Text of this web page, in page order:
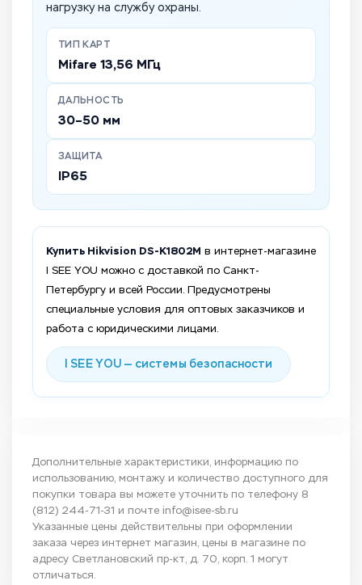
нагрузку на службу охраны.
ТИП КАРТ
Mifare 13,56 МГц
ДАЛЬНОСТЬ
30–50 мм
ЗАЩИТА
IP65
Купить Hikvision DS-K1802M в интернет-магазине
I SEE YOU можно с доставкой по Санкт-
Петербургу и всей России. Предусмотрены
специальные условия для оптовых заказчиков и
работа с юридическими лицами.
I SEE YOU — системы безопасности
Дополнительные характеристики, информацию по
использованию, монтажу и количество доступного для
покупки товара вы можете уточнить по телефону 8
(812) 244-71-31 и почте info@isee-sb.ru
Указанные цены действительны при оформлении
заказа через интернет магазин, цены в магазине по
адресу Светлановский пр-кт, д. 70, корп. 1 могут
отличаться.